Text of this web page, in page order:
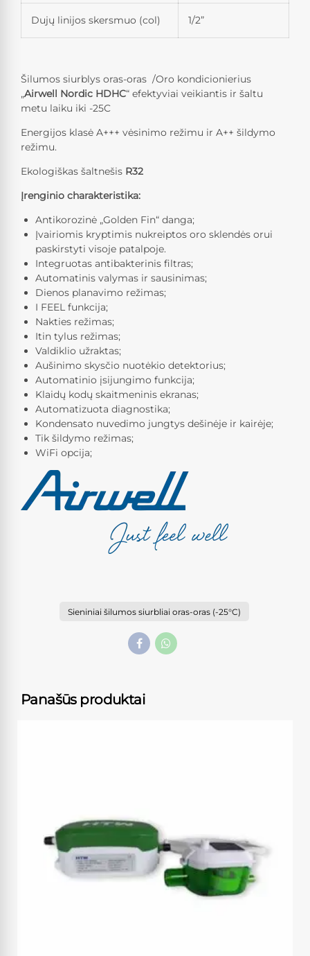
Dujų linijos skersmuo (col) 1/2”
Šilumos siurblys oras-oras /Oro kondicionierius
„Airwell Nordic HDHC“ efektyviai veikiantis ir šaltu
metu laiku iki -25C
Energijos klasė A+++ vėsinimo režimu ir A++ šildymo
režimu.
Ekologiškas šaltnešis R32
Įrenginio charakteristika:
Antikorozinė „Golden Fin“ danga;
Įvairiomis kryptimis nukreiptos oro sklendės orui
paskirstyti visoje patalpoje.
Integruotas antibakterinis filtras;
Automatinis valymas ir sausinimas;
Dienos planavimo režimas;
I FEEL funkcija;
Nakties režimas;
Itin tylus režimas;
Valdiklio užraktas;
Aušinimo skysčio nuotėkio detektorius;
Automatinio įsijungimo funkcija;
Klaidų kodų skaitmeninis ekranas;
Automatizuota diagnostika;
Kondensato nuvedimo jungtys dešinėje ir kairėje;
Tik šildymo režimas;
WiFi opcija;
Sieniniai šilumos siurbliai oras-oras (-25°C)
Panašūs produktai